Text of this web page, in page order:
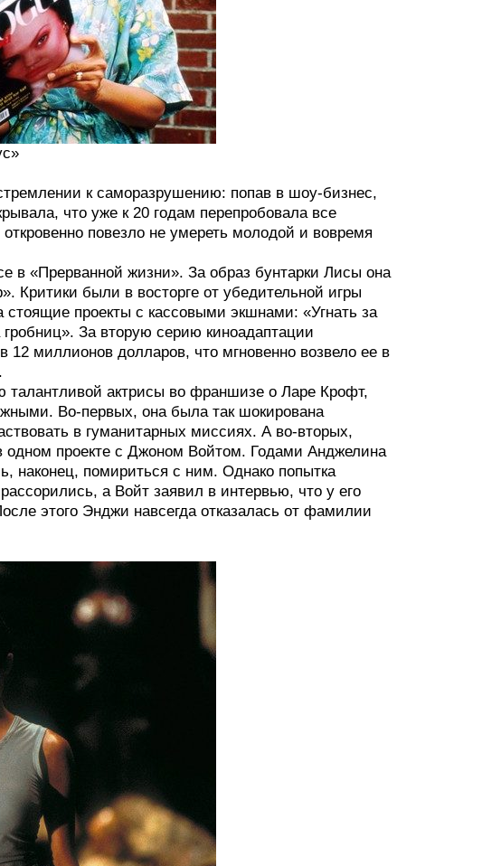
к саморазрушению: попав в шоу-бизнес,
что уже к 20 годам перепробовала все
повезло не умереть молодой и вовремя
в «Прерванной жизни». За образ бунтарки Лисы она
Критики были в восторге от убедительной игры
проекты с кассовыми экшнами: «Угнать за
За вторую серию киноадаптации
12 миллионов долларов, что мгновенно возвело ее в
талантливой актрисы во франшизе о Ларе Крофт,
Во-первых, она была так шокирована
в гуманитарных миссиях. А во-вторых,
одном проекте с Джоном Войтом. Годами Анджелина
наконец, помириться с ним. Однако попытка
а Войт заявил в интервью, что у его
этого Энджи навсегда отказалась от фамилии